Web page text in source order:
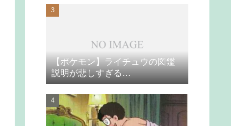
【ポケモン】ライチュウの図鑑
説明が悲しすぎる…